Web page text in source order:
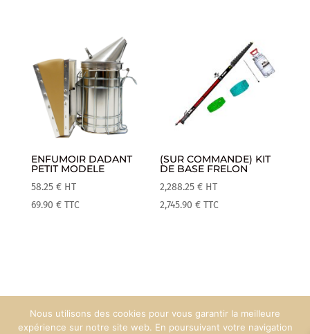
ENFUMOIR DADANT
PETIT MODELE
58.25 € HT
69.90 € TTC
(SUR COMMANDE) KIT
DE BASE FRELON
2,288.25€ HT
2,745.90€ TTC
Mentions Légales Espace Pro
Nous utilisons des cookies pour vous garantir la meilleure
expérience sur notre site web. En poursuivant votre navigation